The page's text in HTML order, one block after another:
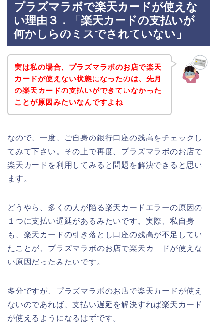
プラズマラボで楽天カードが使えな
い理由３．「楽天カードの支払いが
何かしらのミスでされていない」
実は私の場合、プラズマラボのお店で楽天
カードが使えない状態になったのは、先月
の楽天カードの支払いができていなかった
ことが原因みたいなんですよね
なので、一度、ご自身の銀行口座の残高をチェックし
てみて下さい。その上で再度、プラズマラボのお店で
楽天カードを利用してみると問題を解決できると思い
ます。
どうやら、多くの人が陥る楽天カードエラーの原因の
１つに支払い遅延があるみたいです。実際、私自身
も、楽天カードの引き落とし口座の残高が不足してい
たことが、プラズマラボのお店で楽天カードが使えな
い原因だったみたいです。
多分ですが、プラズマラボのお店で楽天カードが使え
ないのであれば、支払い遅延を解決すれば楽天カード
が使えるようになるはずです。